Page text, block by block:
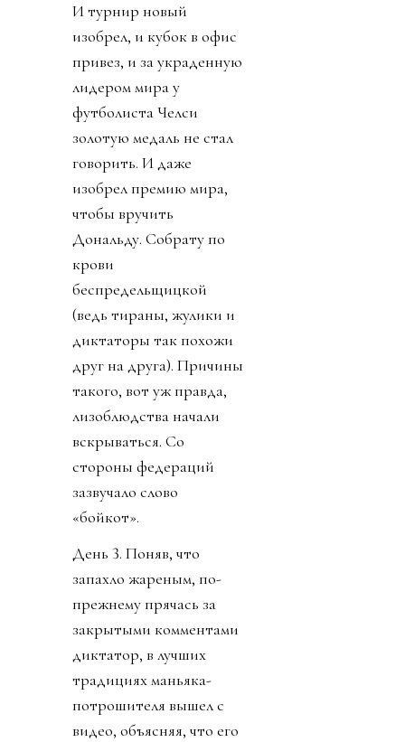
И турнир новый
изобрел, и кубок в офис
привез, и за украденную
лидером мира у
футболиста Челси
золотую медаль не стал
говорить. И даже
изобрел премию мира,
чтобы вручить
Дональду. Собрату по
крови
беспредельщицкой
(ведь тираны, жулики и
диктаторы так похожи
друг на друга). Причины
такого, вот уж правда,
лизоблюдства начали
вскрываться. Со
стороны федераций
зазвучало слово
«бойкот».
День 3. Поняв, что
запахло жареным, по-
прежнему прячась за
закрытыми комментами
диктатор, в лучших
традициях маньяка-
потрошителя вышел с
видео, объясняя, что его